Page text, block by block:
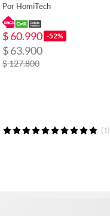
Por HomiTech
$ 60.990 -52%
$ 63.900
$ 127.800
(1)